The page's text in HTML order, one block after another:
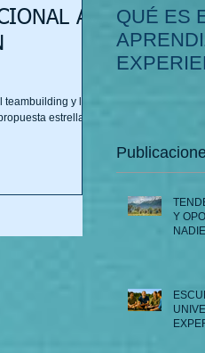
A
y las
estrella de
QUÉ ES
Y